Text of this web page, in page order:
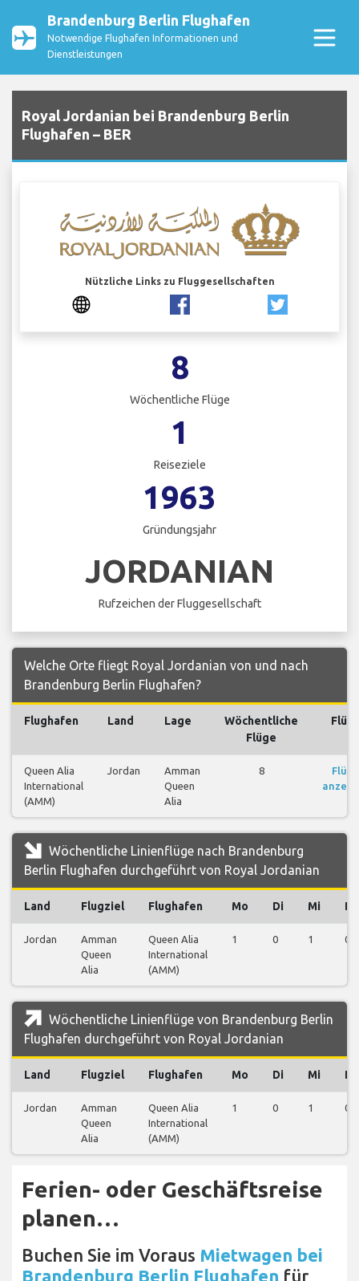
Brandenburg Berlin Flughafen
Notwendige Flughafen Informationen und
Dienstleistungen
Royal Jordanian bei Brandenburg Berlin
Flughafen – BER
Nützliche Links zu Fluggesellschaften
8
Wöchentliche Flüge
1
Reiseziele
1963
Gründungsjahr
JORDANIAN
Rufzeichen der Fluggesellschaft
Welche Orte fliegt Royal Jordanian von und nach
Brandenburg Berlin Flughafen?
Flughafen Land Lage
Wöchentliche
Flüge
Queen Alia
International
(AMM)
Jordan
Amman
Queen
Alia
8
Flüge
Wöchentliche Linienflüge nach Brandenburg
Berlin Flughafen durchgeführt von Royal Jordanian
Land Flugziel Flughafen Mo Di Mi Do
Jordan
Amman
Queen
Alia
Queen Alia
International
(AMM)
1 0 1 0
Wöchentliche Linienflüge von Brandenburg Berlin
Flughafen durchgeführt von Royal Jordanian
Land Flugziel Flughafen Mo Di Mi Do
Jordan
Amman
Queen
Alia
Queen Alia
International
(AMM)
1 0 1 0
Ferien- oder Geschäftsreise
planen…
Buchen Sie im Voraus Mietwagen bei
Brandenburg Berlin Flughafen für